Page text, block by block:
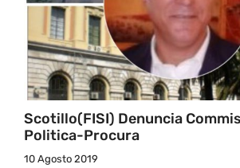
Scotillo(FISI) Denuncia
Politica-Procura
10 Agosto 2019